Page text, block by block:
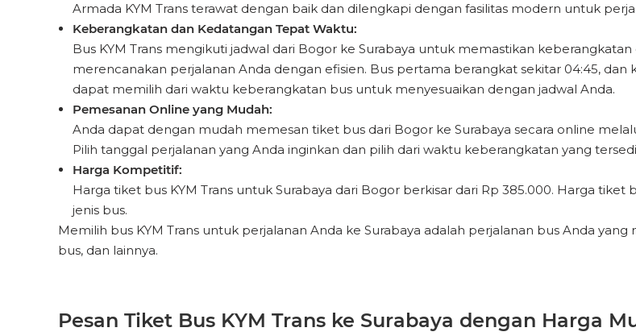
Armada KYM Trans terawat dengan baik dan dilengkapi dengan fasilitas modern untuk
Keberangkatan dan Kedatangan Tepat Waktu:
Bus KYM Trans mengikuti jadwal dari Bogor ke Surabaya untuk memastikan
merencanakan perjalanan Anda dengan efisien. Bus pertama berangkat sekitar 04:45,
dapat memilih dari waktu keberangkatan bus untuk menyesuaikan dengan jadwal Anda.
Pemesanan Online yang Mudah:
Anda dapat dengan mudah memesan tiket bus dari Bogor ke Surabaya secara online
Pilih tanggal perjalanan yang Anda inginkan dan pilih dari waktu keberangkatan yang
Harga Kompetitif:
Harga tiket bus KYM Trans untuk Surabaya dari Bogor berkisar dari Rp 385.000. Harga
jenis bus.
Memilih bus KYM Trans untuk perjalanan Anda ke Surabaya adalah perjalanan bus Anda
bus, dan lainnya.
Pesan Tiket Bus KYM Trans ke Surabaya dengan Harga